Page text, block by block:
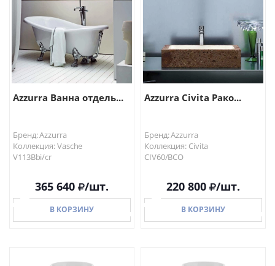
Azzurra Ванна отдель...
Бренд: Azzurra
Коллекция: Vasche
V113Bbi/cr
365 640 /шт.
В КОРЗИНУ
Azzurra Civita Рако...
Бренд: Azzurra
Коллекция: Civita
CIV60/BCO
220 800 /шт.
В КОРЗИНУ